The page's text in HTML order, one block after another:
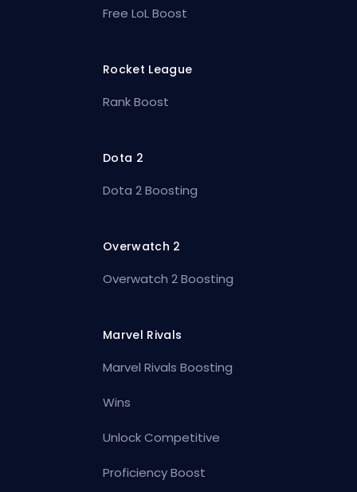
Free LoL Boost
Rocket League
Rank Boost
Dota 2
Dota 2 Boosting
Overwatch 2
Overwatch 2 Boosting
Marvel Rivals
Marvel Rivals Boosting
Wins
Unlock Competitive
Proficiency Boost